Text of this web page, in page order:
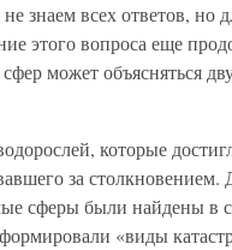
знаем всех ответов, но
этого вопроса еще
может объясняться
которые
за столкновением.
сферы были найдены в
«виды